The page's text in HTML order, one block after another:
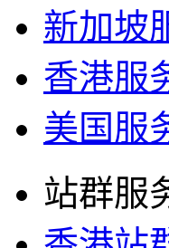
新加坡
香港服
美国服
站群服